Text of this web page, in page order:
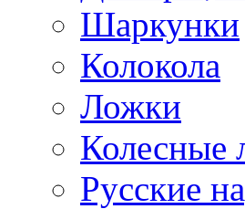
Шаркунки
Колокола
Ложки
Колесные
Русские